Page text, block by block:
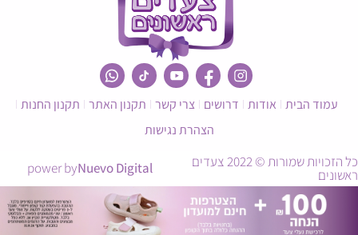
עמוד הבית אודות דרושים צרי קשר תקנון האתר תקנון החנות
הצהרת נגישות
כל הזכויות שמורות © 2022 צעדים
ראשונים power byNuevo Digital